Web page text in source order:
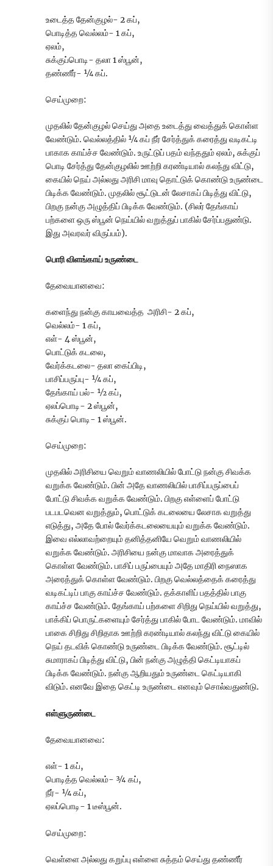
உடைத்த தேன்குழல்- 2 கப்,
பொடித்த வெல்லம்- 1 கப்,
ஏலம்,
சுக்குப்பொடி- தலா 1 ஸ்பூன்,
தண்ணீர்- ¼ கப்.
செய்முறை:
முதலில் தேன்குழல் செய்து அதை உடைத்து வைத்துக் கொள்ள
வேண்டும். வெல்லத்தில் ¼ கப் நீர் சேர்த்துக் கரைத்து வடிகட்டி
பாகாக காய்ச்ச வேண்டும். உருட்டுப் பதம் வந்ததும் ஏலம், சுக்குப்
பொடி சேர்த்து தேன்குழலில் ஊற்றி கரண்டியால் கலந்து விட்டு,
கையில் நெய் அல்லது அரிசி மாவு தொட்டுக் கொண்டு உருண்டை
பிடிக்க வேண்டும். முதலில் சூட்டுடன் லேசாகப் பிடித்து விட்டு,
பிறகு நன்கு அழுத்திப் பிடிக்க வேண்டும். (சிலர் தேங்காய்
பற்களை ஒரு ஸ்பூன் நெய்யில் வறுத்துப் பாகில் சேர்ப்பதுண்டு.
இது அவரவர் விருப்பம்).
பொரி விளங்காய் உருண்டை
தேவையானவை:
களைந்து நன்கு காயவைத்த அரிசி- 2 கப்,
வெல்லம்- 1 கப்,
எள்- 4 ஸ்பூன்,
பொட்டுக் கடலை,
வேர்க்கடலை- தலா கைப்பிடி,
பாசிப்பருப்பு- ¼ கப்,
தேங்காய் பல்- ½ கப்,
ஏலப்பொடி- 2 ஸ்பூன்,
சுக்குப் பொடி- 1 ஸ்பூன்.
செய்முறை:
முதலில் அரிசியை வெறும் வாணலியில் போட்டு நன்கு சிவக்க
வறுக்க வேண்டும். பின் அதே வாணலியில் பாசிப்பருப்பைப்
போட்டு சிவக்க வறுக்க வேண்டும். பிறகு எள்ளைப் போட்டு
படபடவென வறுத்தும், பொட்டுக் கடலையை லேசாக வறுத்து
எடுத்து, அதே போல் வேர்க்கடலையையும் வறுக்க வேண்டும்.
இவை எல்லாவற்றையும் தனித்தனியே வெறும் வாணலியில்
வறுக்க வேண்டும். அரிசியை நன்கு மாவாக அரைத்துக்
கொள்ள வேண்டும். பாசிப் பருப்பையும் அதே மாதிரி நைஸாக
அரைத்துக் கொள்ள வேண்டும். பிறகு வெல்லத்தைக் கரைத்து
வடிகட்டிப் பாகு காய்ச்ச வேண்டும். தக்காளிப் பதத்தில் பாகு
காய்ச்ச வேண்டும். தேங்காய் பற்களை சிறிது நெய்யில் வறுத்து,
பாக்கிப் பொருட்களையும் சேர்த்து பாகில் போட வேண்டும். மாவில்
பாகை சிறிது சிறிதாக ஊற்றி கரண்டியால் கலந்து விட்டு கையில்
நெய் தடவிக் கொண்டு உருண்டை பிடிக்க வேண்டும். சூட்டில்
சுமாராகப் பிடித்து விட்டு, பின் நன்கு அழுத்தி கெட்டியாகப்
பிடிக்க வேண்டும். நன்கு ஆறியதும் உருண்டை கெட்டியாகி
விடும். எனவே இதை கெட்டி உருண்டை எனவும் சொல்வதுண்டு.
எள்ளுருண்டை
தேவையானவை:
எள்- 1 கப்,
பொடித்த வெல்லம்- ¾ கப்,
நீர்- ¼ கப்,
ஏலப்பொடி- 1 டீஸ்பூன்.
செய்முறை:
வெள்ளை அல்லது கறுப்பு எள்ளை சுத்தம் செய்து தண்ணீர்